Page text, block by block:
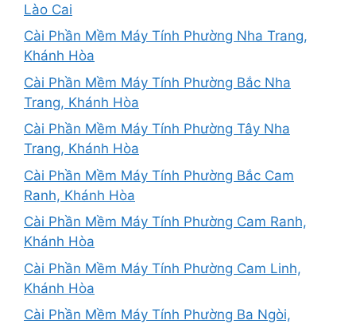
Lào Cai
Cài Phần Mềm Máy Tính Phường Nha Trang,
Khánh Hòa
Cài Phần Mềm Máy Tính Phường Bắc Nha
Trang, Khánh Hòa
Cài Phần Mềm Máy Tính Phường Tây Nha
Trang, Khánh Hòa
Cài Phần Mềm Máy Tính Phường Bắc Cam
Ranh, Khánh Hòa
Cài Phần Mềm Máy Tính Phường Cam Ranh,
Khánh Hòa
Cài Phần Mềm Máy Tính Phường Cam Linh,
Khánh Hòa
Cài Phần Mềm Máy Tính Phường Ba Ngòi,